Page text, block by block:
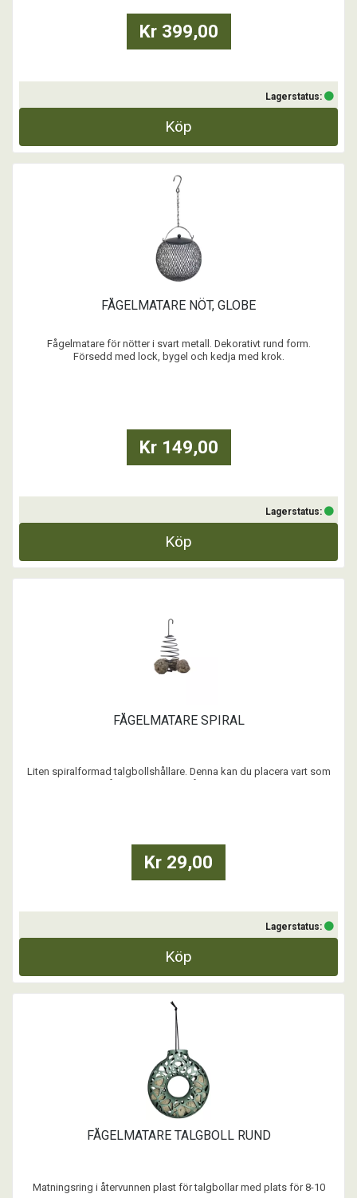
Kr 399,00
Lagerstatus:
Köp
FÅGELMATARE NÖT, GLOBE
Fågelmatare för nötter i svart metall. Dekorativt rund form.
Försedd med lock, bygel och kedja med krok.
Kr 149,00
Lagerstatus:
Köp
FÅGELMATARE SPIRAL
Liten spiralformad talgbollshållare. Denna kan du placera vart som
Kr 29,00
Lagerstatus:
Köp
FÅGELMATARE TALGBOLL RUND
Matningsring i återvunnen plast för talgbollar med plats för 8-10